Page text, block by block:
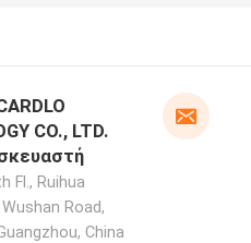
CO., LTD.
Fl., Ruihua
Road,
China